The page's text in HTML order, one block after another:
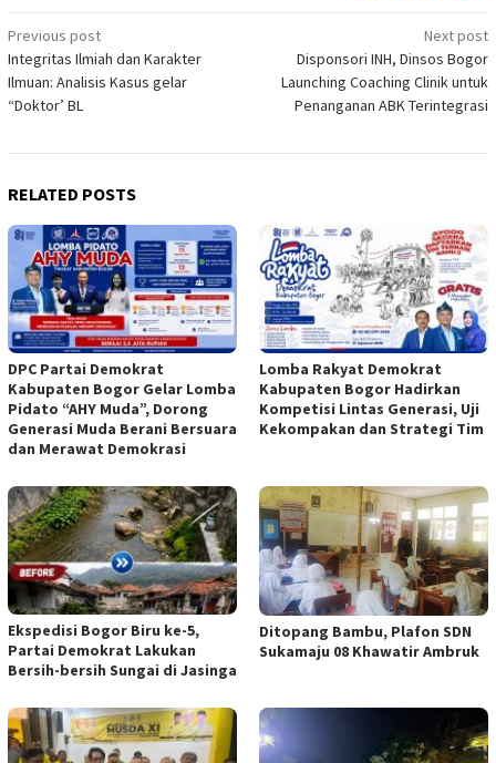
Post
navigation
Previous post
Integritas Ilmiah dan Karakter
Ilmuan: Analisis Kasus gelar
“Doktor’ BL
Next post
Disponsori INH, Dinsos Bogor
Launching Coaching Clinik untuk
Penanganan ABK Terintegrasi
RELATED POSTS
DPC Partai Demokrat
Kabupaten Bogor Gelar Lomba
Pidato “AHY Muda”, Dorong
Generasi Muda Berani Bersuara
dan Merawat Demokrasi
Lomba Rakyat Demokrat
Kabupaten Bogor Hadirkan
Kompetisi Lintas Generasi, Uji
Kekompakan dan Strategi Tim
Ekspedisi Bogor Biru ke-5,
Partai Demokrat Lakukan
Bersih-bersih Sungai di Jasinga
Ditopang Bambu, Plafon SDN
Sukamaju 08 Khawatir Ambruk